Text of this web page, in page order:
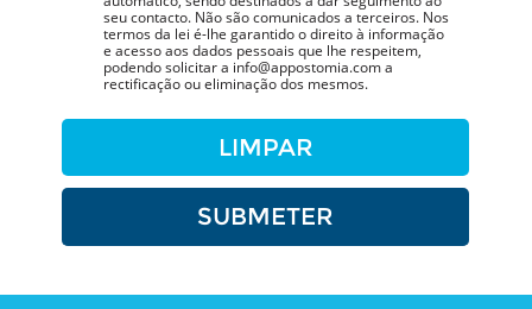
seu contacto. Não são comunicados a terceiros. Nos
termos da lei é-lhe garantido o direito à informação
e acesso aos dados pessoais que lhe respeitem,
podendo solicitar a info@appostomia.com a
rectificação ou eliminação dos mesmos.